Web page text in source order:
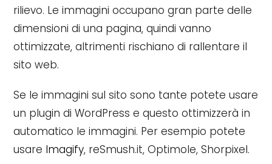
rilievo. Le immagini occupano gran parte delle
dimensioni di una pagina, quindi vanno
ottimizzate, altrimenti rischiano di rallentare il
sito web.
Se le immagini sul sito sono tante potete usare
un plugin di WordPress e questo ottimizzerà in
automatico le immagini. Per esempio potete
usare Imagify, reSmush.it, Optimole, Shorpixel.